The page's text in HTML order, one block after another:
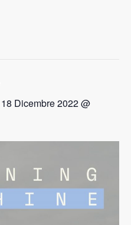
18 Dicembre 2022 @